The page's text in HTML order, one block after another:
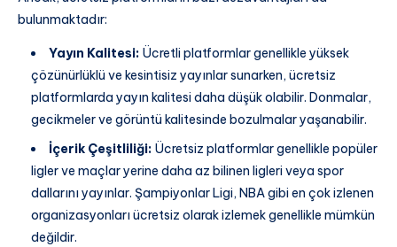
bulunmaktadır:
Yayın Kalitesi: Ücretli platformlar genellikle yüksek
çözünürlüklü ve kesintisiz yayınlar sunarken, ücretsiz
platformlarda yayın kalitesi daha düşük olabilir. Donmalar,
gecikmeler ve görüntü kalitesinde bozulmalar yaşanabilir.
İçerik Çeşitliliği: Ücretsiz platformlar genellikle popüler
ligler ve maçlar yerine daha az bilinen ligleri veya spor
dallarını yayınlar. Şampiyonlar Ligi, NBA gibi en çok izlenen
organizasyonları ücretsiz olarak izlemek genellikle mümkün
değildir.